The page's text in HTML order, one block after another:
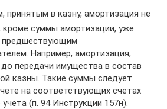
принятым в казну, амортизация не
кроме суммы амортизации, уже
предшествующим
Например, амортизация,
до передачи имущества в состав
казны. Такие суммы следует
на соответствующих счетах
(п. 94 Инструкции 157н).